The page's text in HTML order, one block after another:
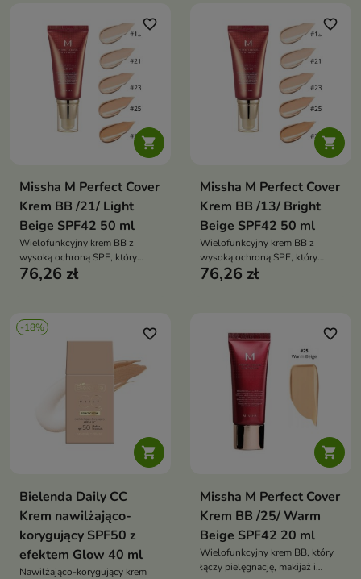

favorite_border
Missha M Perfect Cover
Krem BB /21/ Light
Beige SPF42 50 ml
Wielofunkcyjny krem BB z
wysoką ochroną SPF, który
zapewnia mocne krycie,
76,26 zł

favorite_border
Missha M Perfect Cover
Krem BB /13/ Bright
Beige SPF42 50 ml
Wielofunkcyjny krem BB z
wysoką ochroną SPF, który
zapewnia mocne krycie,
76,26 zł
-18%

favorite_border
Bielenda Daily CC
Krem nawilżająco-
korygujący SPF50 z
efektem Glow 40 ml
Nawilżająco-korygujący krem

favorite_border
Missha M Perfect Cover
Krem BB /25/ Warm
Beige SPF42 20 ml
Wielofunkcyjny krem BB, który
łączy pielęgnację, makijaż i